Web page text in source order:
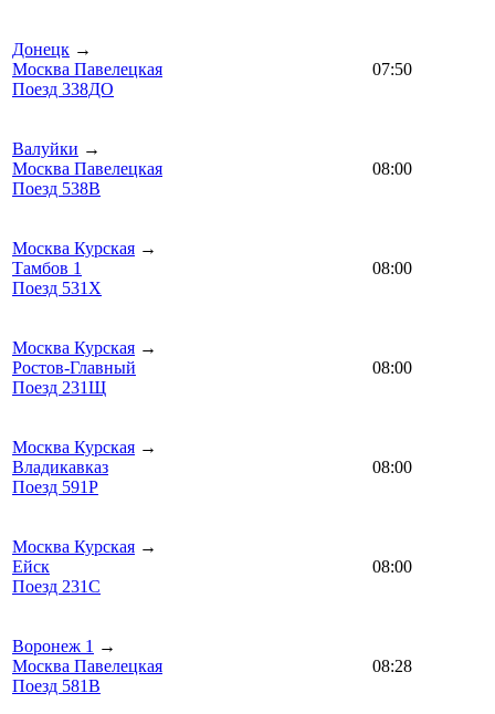
Донецк →
Москва Павелецкая
Поезд 338ДО
07:50
Валуйки →
Москва Павелецкая
Поезд 538В
08:00
Москва Курская →
Тамбов 1
Поезд 531Х
08:00
Москва Курская →
Ростов-Главный
Поезд 231Щ
08:00
Москва Курская →
Владикавказ
Поезд 591Р
08:00
Москва Курская →
Ейск
Поезд 231С
08:00
Воронеж 1 →
Москва Павелецкая
Поезд 581В
08:28